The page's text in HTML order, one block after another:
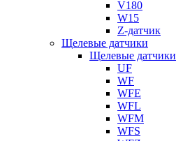
V180
W15
Z-датчик
Щелевые датчики
Щелевые датчики
UF
WF
WFE
WFL
WFM
WFS